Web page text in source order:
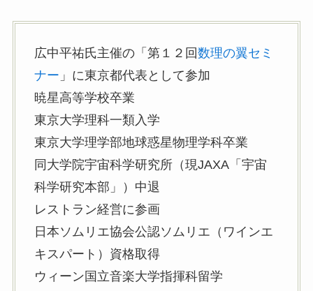
広中平祐氏主催の「第１２回数理の翼セミ
ナー 」に東京都代表として参加
暁星高等学校卒業
東京大学理科一類入学
東京大学理学部地球惑星物理学科卒業
同大学院宇宙科学研究所（現JAXA「宇宙
科学研究本部」）中退
レストラン経営に参画
日本ソムリエ協会公認ソムリエ（ワインエ
キスパート）資格取得
ウィーン国立音楽大学指揮科留学